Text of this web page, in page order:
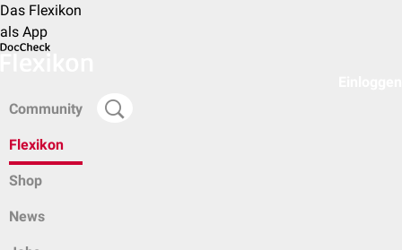
Das Flexikon
als App
Community
Flexikon
Shop
News